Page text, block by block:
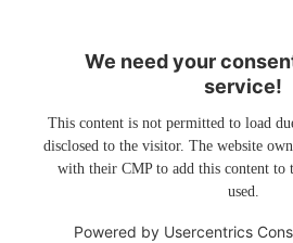
We need your
service!
This content is not permitted to load
disclosed to the visitor. The website
with their CMP to add this content to
used.
Powered by Usercentrics